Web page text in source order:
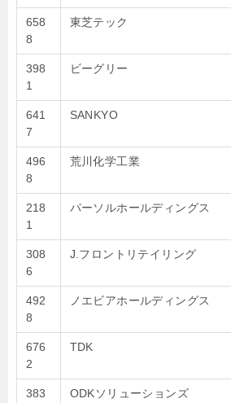
658
8
東芝テック
398
1
ビーグリー
641
7
SANKYO
496
8
荒川化学工業
218
1
パーソルホールディングス
308
6
J.フロントリテイリング
492
8
ノエビアホールディングス
676
2
TDK
383
ODKソリューションズ